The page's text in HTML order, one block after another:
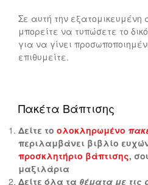
Σε αυτή την εξατομικευμένη
μπορείτε να τυπώσετε το
για να γίνει
επιθυμείτε.
Πακέτα Βάπτισης
Δείτε το ολοκληρωμένο
περιλαμβάνει βιβλίο
προσκλητήριο βάπτισης,
μαξιλάρια
Δείτε όλα τα θέματα με